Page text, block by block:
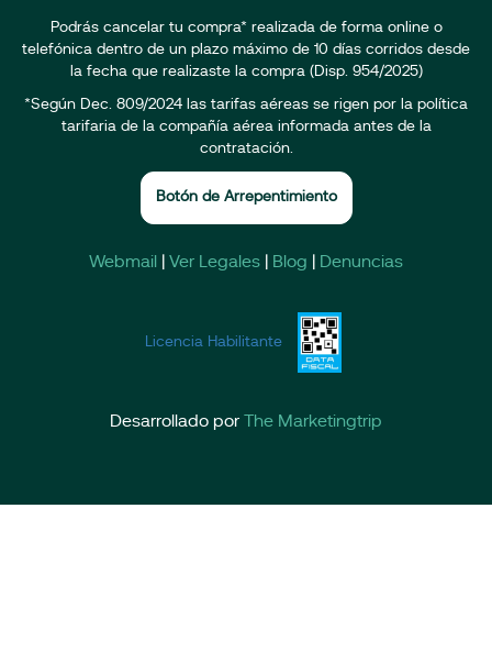
Podrás cancelar tu compra* realizada de forma online o
telefónica dentro de un plazo máximo de 10 días corridos desde
la fecha que realizaste la compra (Disp. 954/2025)
*Según Dec. 809/2024 las tarifas aéreas se rigen por la política
tarifaria de la compañía aérea informada antes de la
contratación.
Botón de Arrepentimiento
Webmail Ver Legales Blog Denuncias
Licencia Habilitante
Desarrollado por The Marketingtrip